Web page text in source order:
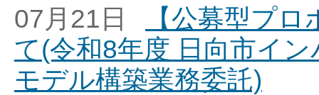
07月21日
【公募型プ
て(令和8年度 日向市イ
モデル構築業務委託)